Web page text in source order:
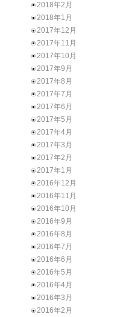
2018年2月
2018年1月
2017年12月
2017年11月
2017年10月
2017年9月
2017年8月
2017年7月
2017年6月
2017年5月
2017年4月
2017年3月
2017年2月
2017年1月
2016年12月
2016年11月
2016年10月
2016年9月
2016年8月
2016年7月
2016年6月
2016年5月
2016年4月
2016年3月
2016年2月